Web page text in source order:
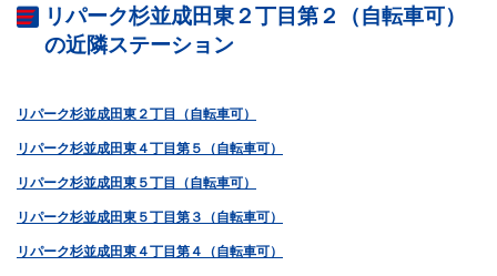
リパーク杉並成田東２丁目第２（自転車可）
の近隣ステーション
リパーク杉並成田東２丁目（自転車可）
リパーク杉並成田東４丁目第５（自転車可）
リパーク杉並成田東５丁目（自転車可）
リパーク杉並成田東５丁目第３（自転車可）
リパーク杉並成田東４丁目第４（自転車可）